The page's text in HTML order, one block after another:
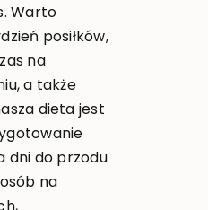
Warto
posiłków,
na
a także
dieta jest
dni do przodu
na